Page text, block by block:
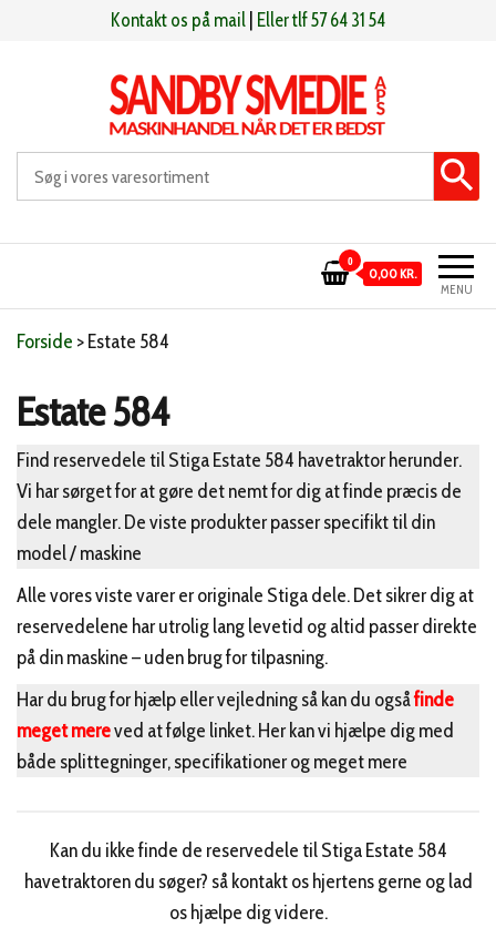
Kontakt os på mail Eller tlf 57 64 31 54
Sandby smeden Maskinhandel når det er bedst
MENU
0
0,00 KR.
Forside >Estate 584
Estate 584
Find reservedele til Stiga Estate 584 havetraktor herunder.
Vi har sørget for at gøre det nemt for dig at finde præcis de
dele mangler. De viste produkter passer specifikt til din
model / maskine
Alle vores viste varer er originale Stiga dele. Det sikrer dig at
reservedelene har utrolig lang levetid og altid passer direkte
på din maskine – uden brug for tilpasning.
Har du brug for hjælp eller vejledning så kan du ogsåfinde
meget mereved at følge linket. Her kan vi hjælpe dig med
både splittegninger, specifikationer og meget mere
Kan du ikke finde de reservedele til Stiga Estate 584
havetraktoren du søger? så kontakt os hjertens gerne og lad
os hjælpe dig videre.